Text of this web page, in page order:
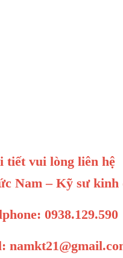
tiết vui lòng liên hệ
Nam – Kỹ sư kinh
0938.129.590